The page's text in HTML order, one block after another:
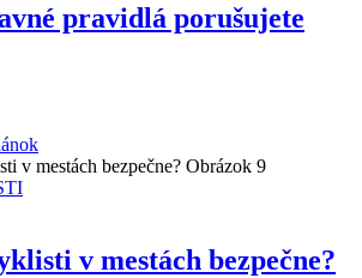
pravidlá porušujete
v mestách bezpečne?